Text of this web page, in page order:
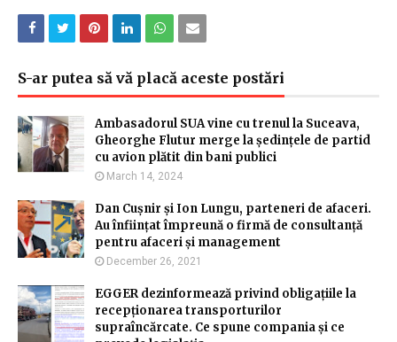
S-ar putea să vă placă aceste postări
Ambasadorul SUA vine cu trenul la Suceava,
Gheorghe Flutur merge la ședințele de partid
cu avion plătit din bani publici
March 14, 2024
Dan Cușnir și Ion Lungu, parteneri de afaceri.
Au înființat împreună o firmă de consultanță
pentru afaceri și management
December 26, 2021
EGGER dezinformează privind obligațiile la
recepționarea transporturilor
supraîncărcate. Ce spune compania și ce